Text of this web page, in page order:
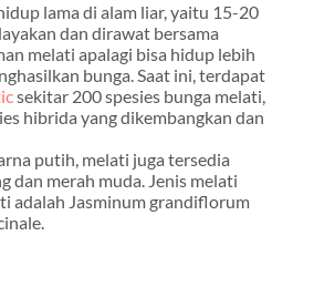
lama di alam liar, yaitu 15-20
dan dirawat bersama
melati apalagi bisa hidup lebih
bunga. Saat ini, terdapat
sekitar 200 spesies bunga melati,
hibrida yang dikembangkan dan
putih, melati juga tersedia
dan merah muda. Jenis melati
adalah Jasminum grandiflorum